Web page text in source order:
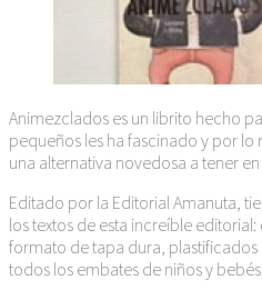
Animezclados es un librito hecho
pequeños les ha fascinado y por
una alternativa novedosa a tener
Editado por la Editorial Amanuta,
los textos de esta increíble
formato de tapa dura, plastificados
todos los embates de niños y bebés.